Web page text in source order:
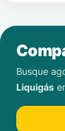
Busque
Liquigás